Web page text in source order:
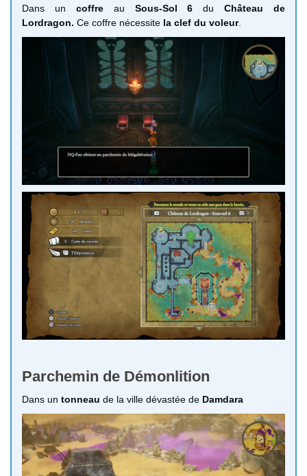
Dans un coffreau Sous-Sol 6 duChâteau de
Lordragon. Ce coffre nécessite la clef du voleur.
Parchemin de Démonlition
Dans un tonneau de la ville dévastée de Damdara